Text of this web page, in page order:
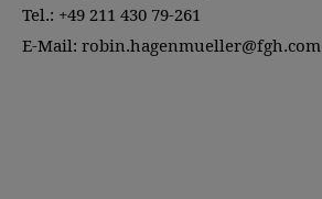
Tel.: +49 211 430 79-261
E-Mail: robin.hagenmueller@fgh.com